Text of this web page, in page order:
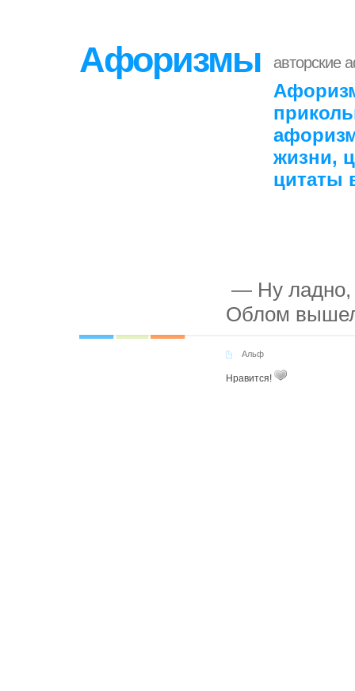
Афоризмы авторские
жизни,
цитаты
— Ну ладно,
Облом
Альф
Нравится!